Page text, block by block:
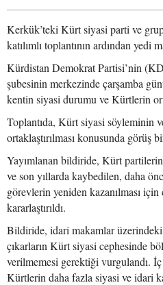
Kerkük’teki Kürt siyasi parti ve
katılımlı toplantının ardından
Kürdistan Demokrat Partisi’nin
şubesinin merkezinde çarşamba
kentin siyasi durumu ve Kürtlerin
Toplantıda, Kürt siyasi söyleminin
ortaklaştırılması konusunda görüş
Yayımlanan bildiride, Kürt
ve son yıllarda kaybedilen, daha
görevlerin yeniden kazanılması
kararlaştırıldı.
Bildiride, idari makamlar
çıkarların Kürt siyasi cephesinde
verilmemesi gerektiği vurgulandı.
Kürtlerin daha fazla siyasi ve idari